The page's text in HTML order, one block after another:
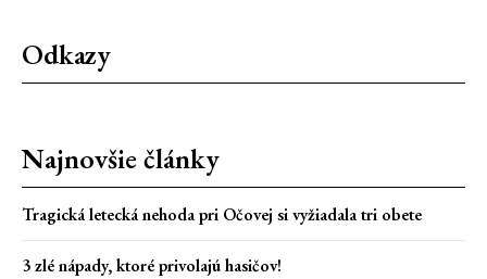
Odkazy
Najnovšie články
Tragická letecká nehoda pri Očovej si vyžiadala tri obete
3 zlé nápady, ktoré privolajú hasičov!